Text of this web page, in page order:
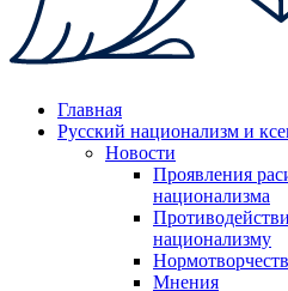
Главная
Русский национализм и
Новости
Проявления
национализма
национализму
Мнения